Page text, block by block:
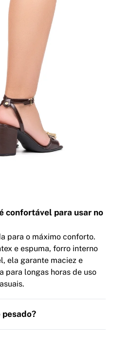
confortável para usar no
para o máximo conforto.
e espuma, forro interno
ela garante maciez e
para longas horas de uso